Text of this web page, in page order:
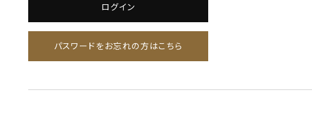
ログイン
パスワードをお忘れの方はこちら